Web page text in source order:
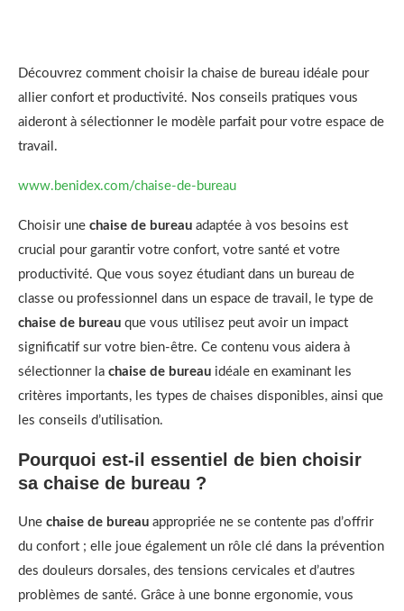
Découvrez comment choisir la chaise de bureau idéale pour
allier confort et productivité. Nos conseils pratiques vous
aideront à sélectionner le modèle parfait pour votre espace de
travail.
www.benidex.com/chaise-de-bureau
Choisir une chaise de bureau adaptée à vos besoins est
crucial pour garantir votre confort, votre santé et votre
productivité. Que vous soyez étudiant dans un bureau de
classe ou professionnel dans un espace de travail, le type de
chaise de bureau que vous utilisez peut avoir un impact
significatif sur votre bien-être. Ce contenu vous aidera à
sélectionner la chaise de bureau idéale en examinant les
critères importants, les types de chaises disponibles, ainsi que
les conseils d’utilisation.
Pourquoi est-il essentiel de bien choisir
sa chaise de bureau ?
Une chaise de bureau appropriée ne se contente pas d’offrir
du confort ; elle joue également un rôle clé dans la prévention
des douleurs dorsales, des tensions cervicales et d’autres
problèmes de santé. Grâce à une bonne ergonomie, vous